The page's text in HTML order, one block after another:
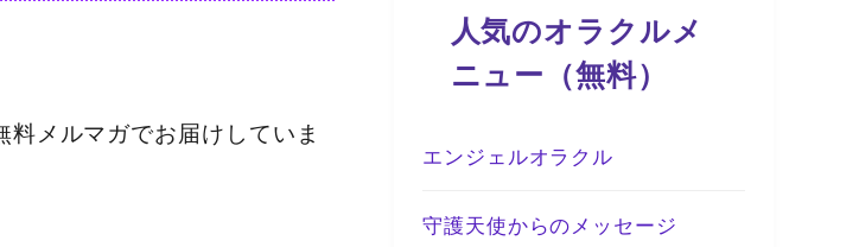
メルマガでお届けしていま
人気のオラクルメ
ニュー（無料）
エンジェルオラクル
守護天使からのメッセージ